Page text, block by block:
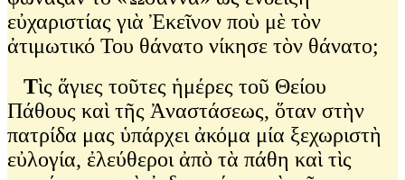
εὐχαριστίας γιὰ Ἐκεῖνον ποὺ μὲ τὸν
ἀτιμωτικό Του θάνατο νίκησε τὸν θάνατο;
Τὶς ἅγιες τοῦτες ἡμέρες τοῦ Θείου
Πάθους καὶ τῆς Ἀναστάσεως, ὅταν στὴν
πατρίδα μας ὑπάρχει ἀκόμα μία ξεχωριστὴ
εὐλογία, ἐλεύθεροι ἀπὸ τὰ πάθη καὶ τὶς